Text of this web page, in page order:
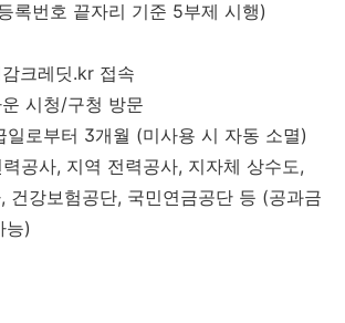
록번호 끝자리 기준 5부제 시행)
크레딧.kr 접속
시청/구청 방문
일로부터 3개월 (미사용 시 자동 소멸)
공사, 지역 전력공사, 지자체 상수도,
건강보험공단, 국민연금공단 등 (공과금
능)